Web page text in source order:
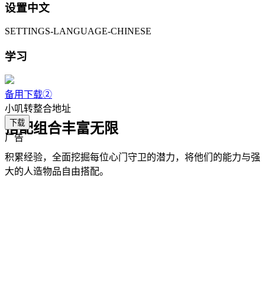
搭配组合丰富无限
积累经验，全面挖掘每位心门守卫的潜力，将他们的能力与强
大的人造物品自由搭配。
设置中文
SETTINGS-LANGUAGE-CHINESE
学习
备用下载②
小叽转整合地址
下载
广告